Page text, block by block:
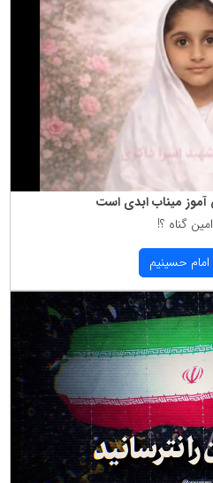
میناب ابدی است
گناه ؟!
حسینیم